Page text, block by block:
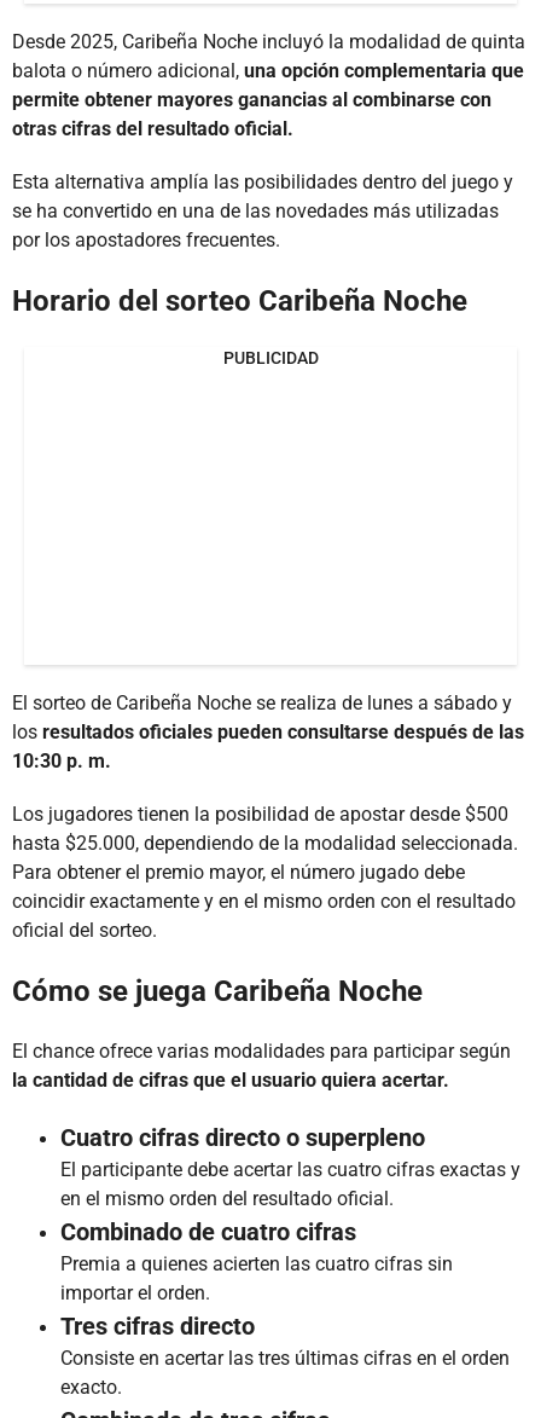
Desde 2025, Caribeña Noche incluyó la modalidad de quinta
balota o número adicional, una opción complementaria que
permite obtener mayores ganancias al combinarse con
otras cifras del resultado oficial.
Esta alternativa amplía las posibilidades dentro del juego y
se ha convertido en una de las novedades más utilizadas
por los apostadores frecuentes.
Horario del sorteo Caribeña Noche
PUBLICIDAD
El sorteo de Caribeña Noche se realiza de lunes a sábado y
los resultados oficiales pueden consultarse después de las
10:30 p. m.
Los jugadores tienen la posibilidad de apostar desde $500
hasta $25.000, dependiendo de la modalidad seleccionada.
Para obtener el premio mayor, el número jugado debe
coincidir exactamente y en el mismo orden con el resultado
oficial del sorteo.
Cómo se juega Caribeña Noche
El chance ofrece varias modalidades para participar según
la cantidad de cifras que el usuario quiera acertar.
Cuatro cifras directo o superpleno
El participante debe acertar las cuatro cifras exactas y
en el mismo orden del resultado oficial.
Combinado de cuatro cifras
Premia a quienes acierten las cuatro cifras sin
importar el orden.
Tres cifras directo
Consiste en acertar las tres últimas cifras en el orden
exacto.